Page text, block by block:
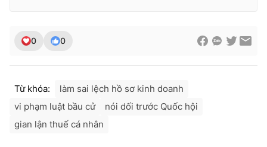
0 0
Từ khóa:
làm sai lệch hồ sơ kinh doanh
vi phạm luật bầu cử
nói dối trước Quốc hội
gian lận thuế cá nhân